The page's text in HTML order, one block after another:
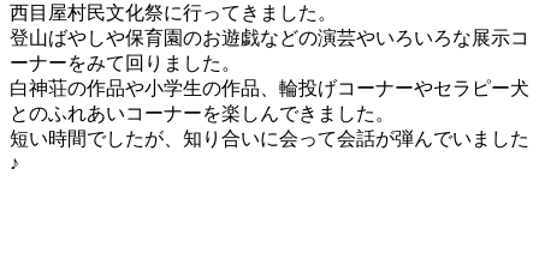
西目屋村民文化祭に行ってきました。
登山ばやしや保育園のお遊戯などの演芸やいろいろな展示コ
ーナーをみて回りました。
白神荘の作品や小学生の作品、輪投げコーナーやセラピー犬
とのふれあいコーナーを楽しんできました。
短い時間でしたが、知り合いに会って会話が弾んでいました
♪